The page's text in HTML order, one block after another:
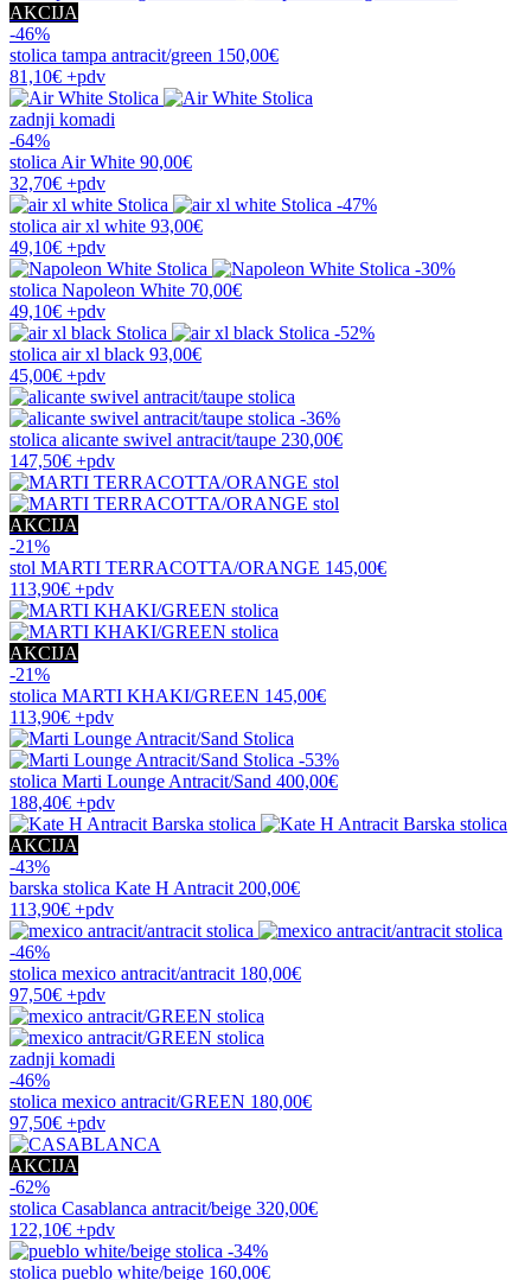
AKCIJA
-46%
stolica tampa antracit/green 150,00€
81,10€ +pdv
zadnji komadi
-64%
stolica Air White 90,00€
32,70€ +pdv
-47%
stolica air xl white 93,00€
49,10€ +pdv
-30%
stolica Napoleon White 70,00€
49,10€ +pdv
-52%
stolica air xl black 93,00€
45,00€ +pdv
-36%
stolica alicante swivel antracit/taupe 230,00€
147,50€ +pdv
AKCIJA
-21%
stol MARTI TERRACOTTA/ORANGE 145,00€
113,90€ +pdv
AKCIJA
-21%
stolica MARTI KHAKI/GREEN 145,00€
113,90€ +pdv
-53%
stolica Marti Lounge Antracit/Sand 400,00€
188,40€ +pdv
AKCIJA
-43%
barska stolica Kate H Antracit 200,00€
113,90€ +pdv
-46%
stolica mexico antracit/antracit 180,00€
97,50€ +pdv
zadnji komadi
-46%
stolica mexico antracit/GREEN 180,00€
97,50€ +pdv
AKCIJA
-62%
stolica Casablanca antracit/beige 320,00€
122,10€ +pdv
-34%
stolica pueblo white/beige 160,00€